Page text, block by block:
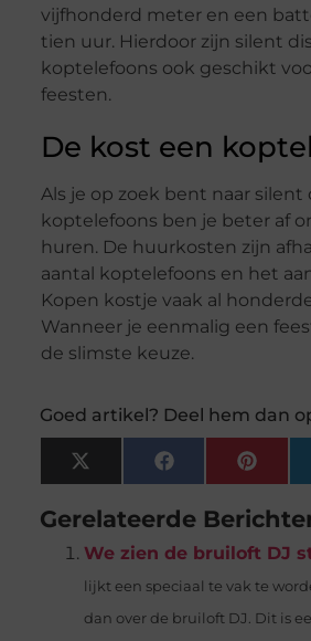
vijfhonderd meter en een
tien uur. Hierdoor zijn silent
koptelefoons ook geschikt
feesten.
De kost een
Als je op zoek bent naar silent
koptelefoons ben je beter af
huren. De huurkosten zijn
aantal koptelefoons en het
Kopen kostje vaak al
Wanneer je eenmalig een
de slimste keuze.
Goed artikel? Deel hem dan
X
(Twitter)
Facebook
Gerelateerde
We zien de bruiloft DJ
lijkt een speciaal te vak te
dan over de bruiloft DJ. Dit is